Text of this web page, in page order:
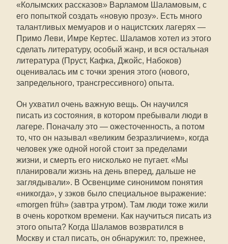
«Колымских рассказов» Варламом Шаламовым, с
его попыткой создать «новую прозу». Есть много
талантливых мемуаров и о нацистских лагерях —
Примо Леви, Имре Кертес. Шаламов хотел из этого
сделать литературу, особый жанр, и вся остальная
литература (Пруст, Кафка, Джойс, Набоков)
оценивалась им с точки зрения этого (нового,
запредельного, трансгрессивного) опыта.
Он ухватил очень важную вещь. Он научился
писать из состояния, в котором пребывали люди в
лагере. Поначалу это — ожесточенность, а потом
то, что он называл «великим безразличием», когда
человек уже одной ногой стоит за пределами
жизни, и смерть его нисколько не пугает. «Мы
планировали жизнь на день вперед, дальше не
заглядывали». В Освенциме синонимом понятия
«никогда», у зэков было специальное выражение:
«morgen früh» (завтра утром). Там люди тоже жили
в очень коротком времени. Как научиться писать из
этого опыта? Когда Шаламов возвратился в
Москву и стал писать, он обнаружил: то, прежнее,